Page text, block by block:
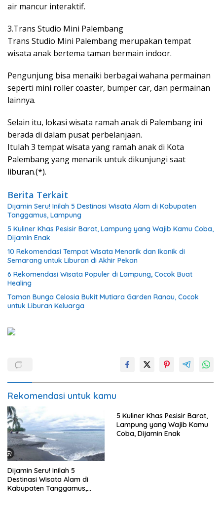
air mancur interaktif.
3.Trans Studio Mini Palembang
Trans Studio Mini Palembang merupakan tempat
wisata anak bertema taman bermain indoor.
Pengunjung bisa menaiki berbagai wahana permainan
seperti mini roller coaster, bumper car, dan permainan
lainnya.
Selain itu, lokasi wisata ramah anak di Palembang ini
berada di dalam pusat perbelanjaan.
Itulah 3 tempat wisata yang ramah anak di Kota
Palembang yang menarik untuk dikunjungi saat
liburan.(*).
Berita Terkait
Dijamin Seru! Inilah 5 Destinasi Wisata Alam di Kabupaten
Tanggamus, Lampung
5 Kuliner Khas Pesisir Barat, Lampung yang Wajib Kamu Coba,
Dijamin Enak
10 Rekomendasi Tempat Wisata Menarik dan Ikonik di
Semarang untuk Liburan di Akhir Pekan
6 Rekomendasi Wisata Populer di Lampung, Cocok Buat
Healing
Taman Bunga Celosia Bukit Mutiara Garden Ranau, Cocok
untuk Liburan Keluarga
Rekomendasi untuk kamu
Dijamin Seru! Inilah 5
Destinasi Wisata Alam di
Kabupaten Tanggamus,
5 Kuliner Khas Pesisir Barat,
Lampung yang Wajib Kamu
Coba, Dijamin Enak